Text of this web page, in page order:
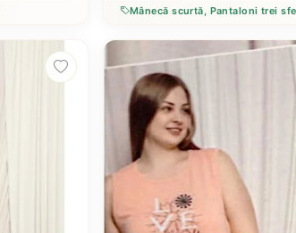
Mânecă scurtă, Pantaloni trei